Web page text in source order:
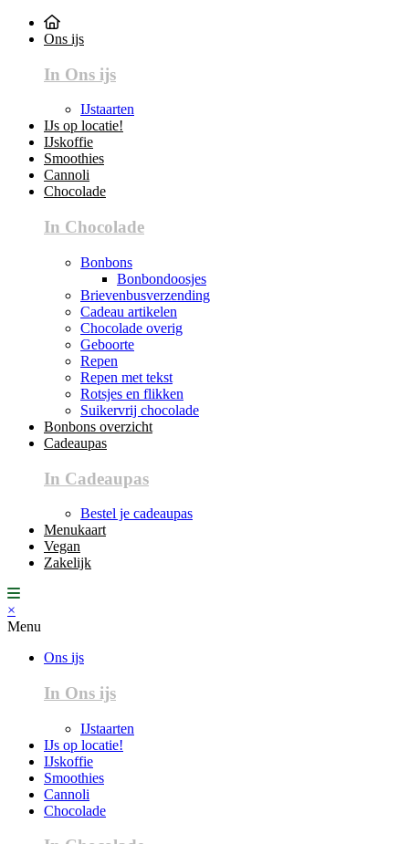
Ons ijs
In Ons ijs
IJstaarten
IJs op locatie!
IJskoffie
Smoothies
Cannoli
Chocolade
In Chocolade
Bonbons
Bonbondoosjes
Brievenbusverzending
Cadeau artikelen
Chocolade overig
Geboorte
Repen
Repen met tekst
Rotsjes en flikken
Suikervrij chocolade
Bonbons overzicht
Cadeaupas
In Cadeaupas
Bestel je cadeaupas
Menukaart
Vegan
Zakelijk
×
Menu
Ons ijs
In Ons ijs
IJstaarten
IJs op locatie!
IJskoffie
Smoothies
Cannoli
Chocolade